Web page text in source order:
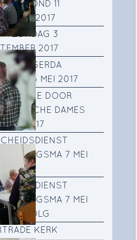
11
2017
3
2017
GERDA
6 MEI 2017
DOOR
DAMES
MEI 2017
JONGSMA 7 MEI
JONGSMA 7 MEI
VERVOLG
KERK